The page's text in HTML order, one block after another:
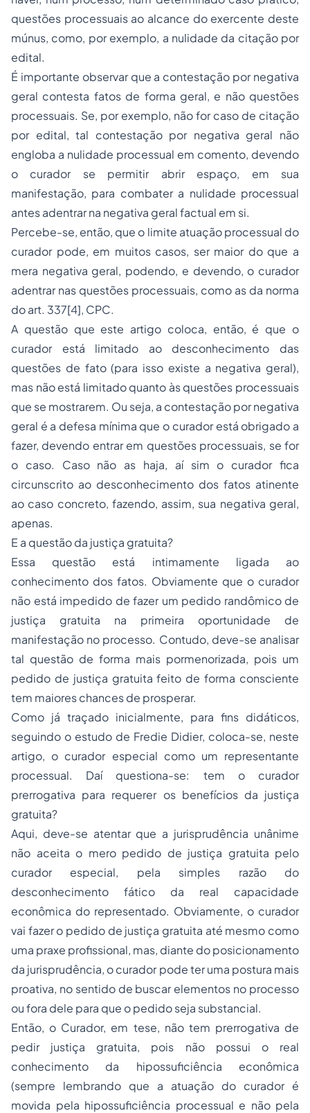
questões processuais ao alcance do exercente deste
múnus, como, por exemplo, a nulidade da citação por
edital.
É importante observar que a contestação por negativa
geral contesta fatos de forma geral, e não questões
processuais. Se, por exemplo, não for caso de citação
por edital, tal contestação por negativa geral não
engloba a nulidade processual em comento, devendo
o curador se permitir abrir espaço, em sua
manifestação, para combater a nulidade processual
antes adentrar na negativa geral factual em si.
Percebe-se, então, que o limite atuação processual do
curador pode, em muitos casos, ser maior do que a
mera negativa geral, podendo, e devendo, o curador
adentrar nas questões processuais, como as da norma
do art. 337[4], CPC.
A questão que este artigo coloca, então, é que o
curador está limitado ao desconhecimento das
questões de fato (para isso existe a negativa geral),
mas não está limitado quanto às questões processuais
que se mostrarem. Ou seja, a contestação por negativa
geral é a defesa mínima que o curador está obrigado a
fazer, devendo entrar em questões processuais, se for
o caso. Caso não as haja, aí sim o curador fica
circunscrito ao desconhecimento dos fatos atinente
ao caso concreto, fazendo, assim, sua negativa geral,
apenas.
E a questão da justiça gratuita?
Essa questão está intimamente ligada ao
conhecimento dos fatos. Obviamente que o curador
não está impedido de fazer um pedido randômico de
justiça gratuita na primeira oportunidade de
manifestação no processo. Contudo, deve-se analisar
tal questão de forma mais pormenorizada, pois um
pedido de justiça gratuita feito de forma consciente
tem maiores chances de prosperar.
Como já traçado inicialmente, para fins didáticos,
seguindo o estudo de Fredie Didier, coloca-se, neste
artigo, o curador especial como um representante
processual. Daí questiona-se: tem o curador
prerrogativa para requerer os benefícios da justiça
gratuita?
Aqui, deve-se atentar que a jurisprudência unânime
não aceita o mero pedido de justiça gratuita pelo
curador especial, pela simples razão do
desconhecimento fático da real capacidade
econômica do representado. Obviamente, o curador
vai fazer o pedido de justiça gratuita até mesmo como
uma praxe profissional, mas, diante do posicionamento
da jurisprudência, o curador pode ter uma postura mais
proativa, no sentido de buscar elementos no processo
ou fora dele para que o pedido seja substancial.
Então, o Curador, em tese, não tem prerrogativa de
pedir justiça gratuita, pois não possui o real
conhecimento da hipossuficiência econômica
(sempre lembrando que a atuação do curador é
movida pela hipossuficiência processual e não pela